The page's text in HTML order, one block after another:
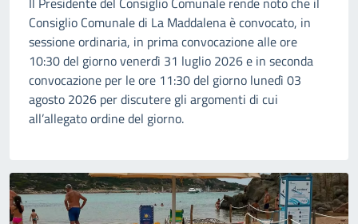
Consiglio Comunale di La Maddalena è convocato, in
sessione ordinaria, in prima convocazione alle ore
10:30 del giorno venerdì 31 luglio 2026 e in seconda
convocazione per le ore 11:30 del giorno lunedì 03
agosto 2026 per discutere gli argomenti di cui
all’allegato ordine del giorno.